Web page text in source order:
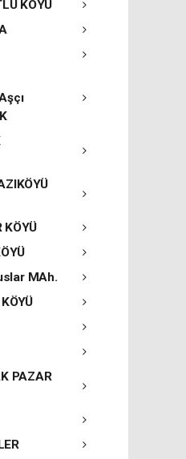
KÖYÜ
MAh.
PAZAR